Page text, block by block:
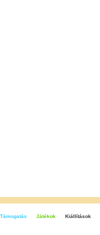
Támogatás Játékok Kiállítások